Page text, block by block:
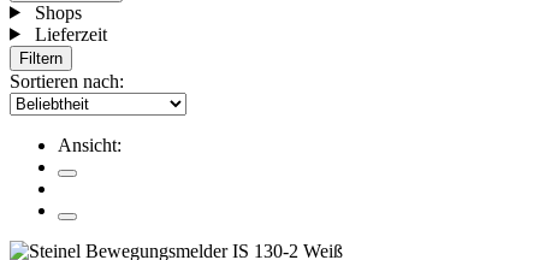
Shops
Lieferzeit
Filtern
Sortieren nach:
Ansicht: